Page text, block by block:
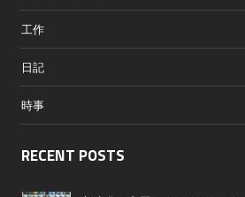
工作
日記
時事
RECENT POSTS